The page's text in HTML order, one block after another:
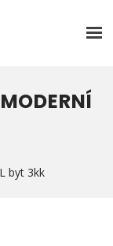
byt 3kk